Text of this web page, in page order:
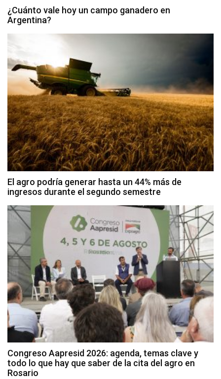
¿Cuánto vale hoy un campo ganadero en
Argentina?
El agro podría generar hasta un 44% más de
ingresos durante el segundo semestre
Congreso Aapresid 2026: agenda, temas clave y
todo lo que hay que saber de la cita del agro en
Rosario